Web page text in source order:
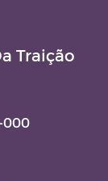
Traição
000